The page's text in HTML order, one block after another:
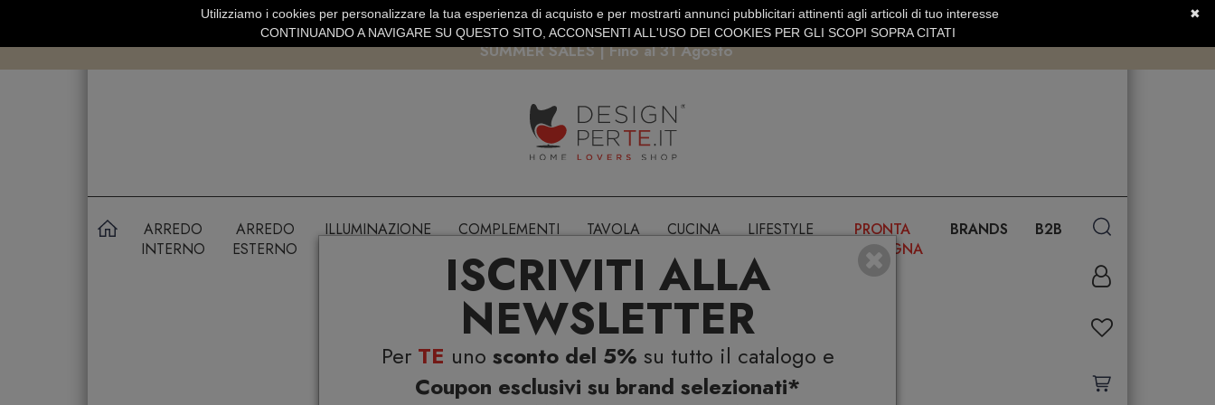
ISCRIVITI ALLA
NEWSLETTER
Per TE uno sconto del 5% su tutto il catalogo e
Coupon esclusivi su brand selezionati*
SPEDIZIONE GRATUITA SOPRA 99 EURO PAGAMENTO SICURO PAYPAL · CARTA DI CREDITO SERVIZIO CLIENTI +39.0773.470.562
SUMMER SALES | Fino al 31 Agosto
ARREDO
INTERNO
ARREDO
ESTERNO
ILLUMINAZIONE COMPLEMENTI TAVOLA CUCINA LIFESTYLE
PRONTA
CONSEGNA
BRANDS B2B
✖
Utilizziamo i cookies per personalizzare la tua esperienza di acquisto e per mostrarti annunci pubblicitari attinenti agli articoli di tuo interesse
CONTINUANDO A NAVIGARE SU QUESTO SITO, ACCONSENTI ALL'USO DEI COOKIES PER GLI SCOPI SOPRA CITATI